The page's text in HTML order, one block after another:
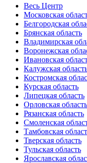
Весь Центр
Московская
Белгородская
Брянская область
Владимирская
Воронежская
Ивановская
Калужская
Костромская
Курская область
Липецкая область
Орловская область
Рязанская область
Смоленская
Тамбовская
Тверская область
Тульская область
Ярославская